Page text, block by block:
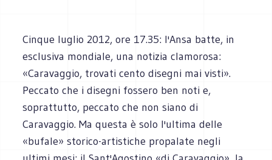
Cinque luglio 2012, ore 17.35: l'Ansa batte, in
esclusiva mondiale, una notizia clamorosa:
«Caravaggio, trovati cento disegni mai visti».
Peccato che i disegni fossero ben noti e,
soprattutto, peccato che non siano di
Caravaggio. Ma questa è solo l'ultima delle
«bufale» storico-artistiche propalate negli